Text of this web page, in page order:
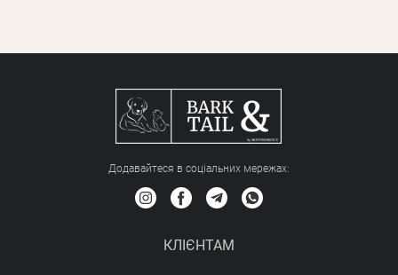
Додавайтеся в соціальних мережах:
КЛІЄНТАМ